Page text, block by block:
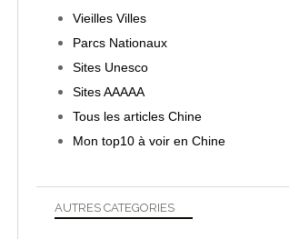
Vieilles Villes
Parcs Nationaux
Sites Unesco
Sites AAAAA
Tous les articles Chine
Mon top10 à voir en Chine
AUTRES CATEGORIES